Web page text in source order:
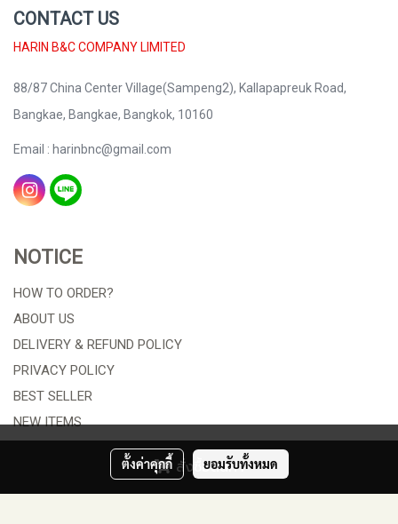
สั่งซื้อสินค้า
CONTACT US
HARIN B&C COMPANY LIMITED
88/87 China Center Village(Sampeng2), Kallapapreuk Road,
Bangkae, Bangkae, Bangkok, 10160
Email : harinbnc@gmail.com
NOTICE
HOW TO ORDER?
ABOUT US
DELIVERY & REFUND POLICY
PRIVACY POLICY
BEST SELLER
NEW ITEMS
ORDER TRACKING
ตั้งค่าคุกกี้ ยอมรับทั้งหมด